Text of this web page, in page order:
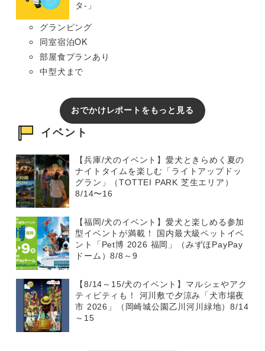
タ-」
グランピング
同室宿泊OK
部屋食プランあり
中型犬まで
おでかけレポートをもっと見る
イベント
【兵庫/犬のイベント】愛犬ときらめく夏の
ナイトタイムを楽しむ「ライトアップドッ
グラン」（TOTTEI PARK 芝生エリア）
8/14〜16
【福岡/犬のイベント】愛犬と楽しめる参加
型イベントが満載！ 国内最大級ペットイベ
ント「Pet博 2026 福岡」（みずほPayPay
ドーム）8/8～9
【8/14～15/犬のイベント】マルシェやアク
ティビティも！ 河川敷で夕涼み「犬市場夜
市 2026」（岡崎城公園乙川河川緑地）8/14
～15